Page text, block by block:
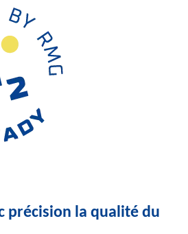
précision la qualité du